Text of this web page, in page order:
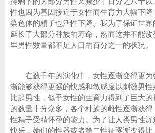
性也因为基因接近于女性而生育力大幅下
染色体的精子也活性下降。我为了保证世
延长了大部分种族的寿命，然而这并不能
里男性数量都不足人口的百分之一的状况。
在数千年的演化中，女性逐渐变得更为
渐能够获得更强的快感和敏感度以刺激男性
比起男性，似乎女性的生育力得到了巨大
的数量十分众多，各个种族的雌性逐渐获得
性精子受精怀孕的能力。为了让人类男性沉
快乐，她们的性器或者第二性征逐渐变得比